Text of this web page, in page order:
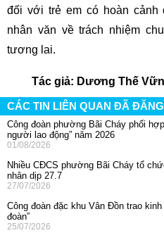
đối với trẻ em có hoàn cảnh
nhân văn về trách nhiệm
tương lai.
Tác giả: Dương Thế
CÁC TIN LIÊN QUAN ĐÃ ĐĂNG
Công đoàn phường Bãi Cháy phối
người lao động” năm 2026
01/08/2026
Nhiều CĐCS phường Bãi Cháy tổ
nhân dịp 27.7
27/07/2026
Công đoàn đặc khu Vân Đồn trao
đoàn”
25/07/2026